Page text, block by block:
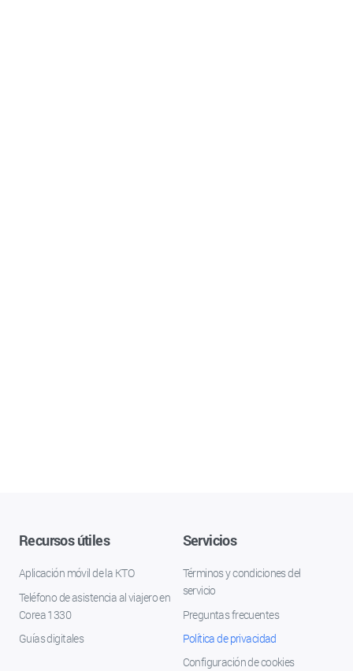
Recursos útiles
Aplicación móvil de la KTO
Teléfono de asistencia al viajero en
Corea 1330
Guías digitales
Servicios
Términos y condiciones del
servicio
Preguntas frecuentes
Política de privacidad
Configuración de cookies